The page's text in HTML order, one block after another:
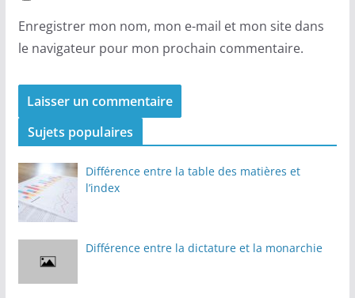
Enregistrer mon nom, mon e-mail et mon site dans
le navigateur pour mon prochain commentaire.
Sujets populaires
Différence entre la table des matières et
l’index
Différence entre la dictature et la monarchie